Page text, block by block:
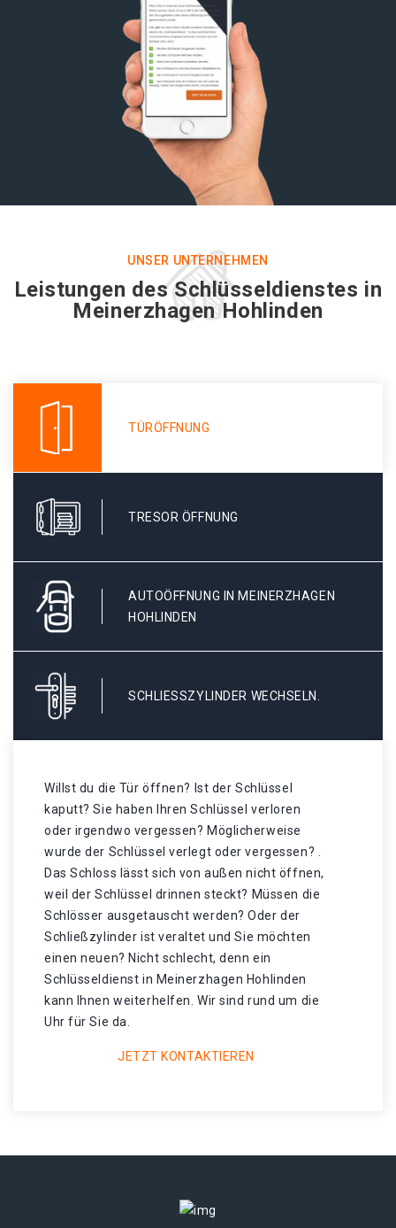
UNSER UNTERNEHMEN
Leistungen des Schlüsseldienstes in
Meinerzhagen Hohlinden
TÜRÖFFNUNG
TRESOR ÖFFNUNG
AUTOÖFFNUNG IN MEINERZHAGEN
HOHLINDEN
SCHLIESSZYLINDER WECHSELN.
Willst du die Tür öffnen? Ist der Schlüssel
kaputt? Sie haben Ihren Schlüssel verloren
oder irgendwo vergessen? Möglicherweise
wurde der Schlüssel verlegt oder vergessen? .
Das Schloss lässt sich von außen nicht öffnen,
weil der Schlüssel drinnen steckt? Müssen die
Schlösser ausgetauscht werden? Oder der
Schließzylinder ist veraltet und Sie möchten
einen neuen? Nicht schlecht, denn ein
Schlüsseldienst in Meinerzhagen Hohlinden
kann Ihnen weiterhelfen. Wir sind rund um die
Uhr für Sie da.
JETZT KONTAKTIEREN